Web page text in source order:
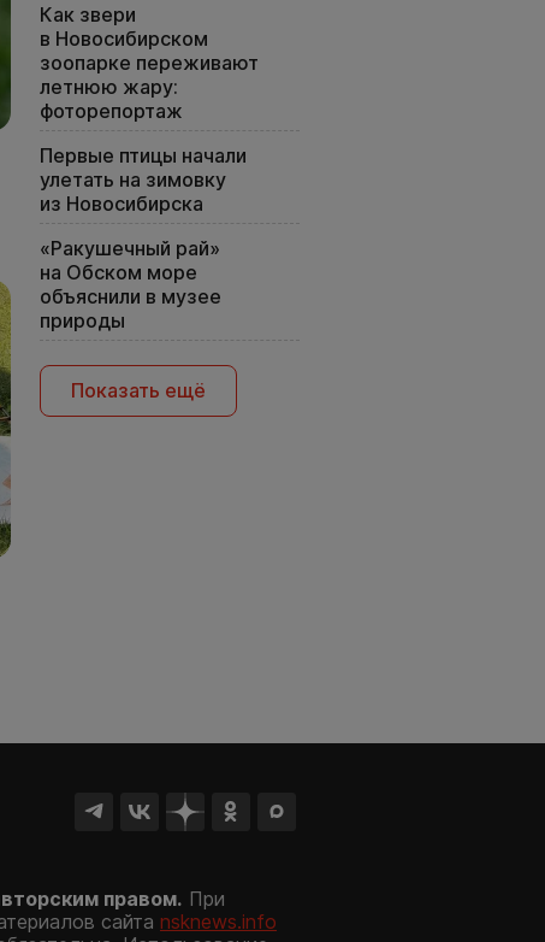
Как звери
в Новосибирском
зоопарке переживают
летнюю жару:
фоторепортаж
Первые птицы начали
улетать на зимовку
из Новосибирска
«Ракушечный рай»
на Обском море
объяснили в музее
природы
Показать ещё
правом. При
сайта nsknews.info